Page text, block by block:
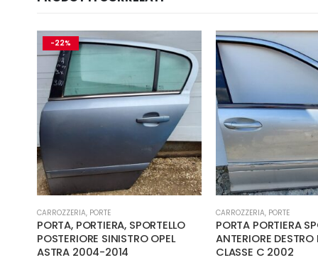
CARROZZERIA, PORTE
PORTA PORTIERA SPORTELLO
ANTERIORE DESTRO MERCEDES
CLASSE C 2002
CARROZZERIA, PORTE
BMW SERIE 530
SPORTELLO PORTA
POSTERIORE